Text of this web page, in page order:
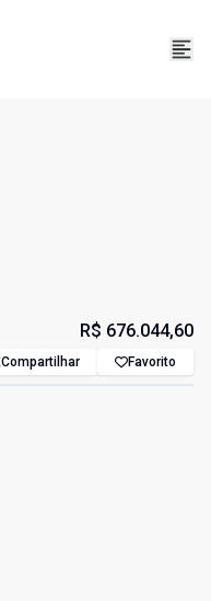
R$ 676.044,60
Compartilhar Favorito